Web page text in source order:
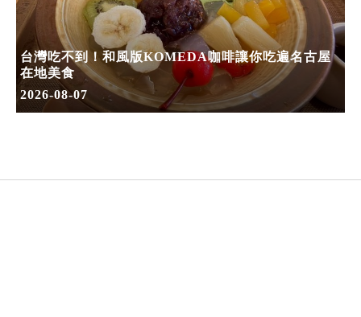
台灣吃不到！和風版KOMEDA咖啡讓你吃遍名古屋
在地美食
2026-08-07